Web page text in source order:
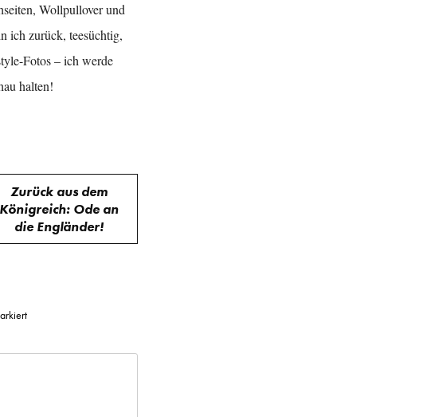
Wollpullover und
ich zurück, teesüchtig,
Fotos – ich werde
halten!
Zurück aus dem
Königreich: Ode an
die Engländer!